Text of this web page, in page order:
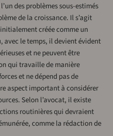
des problèmes sous-estimés
de la croissance. Il s’agit
créée comme un
avec le temps, il devient évident
et ne peuvent être
qui travaille de manière
et ne dépend pas de
aspect important à considérer
Selon l’avocat, il existe
routinières qui devraient
comme la rédaction de